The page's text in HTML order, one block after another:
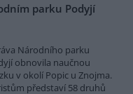
parku Podyjí
Národního parku
obnovila naučnou
v okolí Popic u Znojma.
představí 58 druhů